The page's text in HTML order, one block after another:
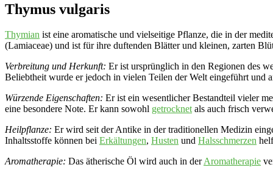
Thymus vulgaris
Thymian ist eine aromatische und vielseitige Pflanze, die in der
(Lamiaceae) und ist für ihre duftenden Blätter und kleinen, zarten
Verbreitung und Herkunft: Er ist ursprünglich in den Regionen des
Beliebtheit wurde er jedoch in vielen Teilen der Welt eingeführt und
Würzende Eigenschaften: Er ist ein wesentlicher Bestandteil vieler
eine besondere Note. Er kann sowohl getrocknetals auch frisch
Heilpflanze: Er wird seit der Antike in der traditionellen Medizin
Inhaltsstoffe können bei Erkältungen, Husten und Halsschmerzen
Aromatherapie: Das ätherische Öl wird auch in derAromatherapie